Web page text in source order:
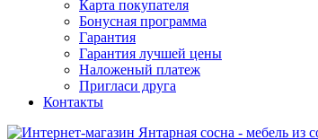
Карта покупателя
Бонусная программа
Гарантия
Гарантия лучшей цены
Наложеный платеж
Пригласи друга
Контакты